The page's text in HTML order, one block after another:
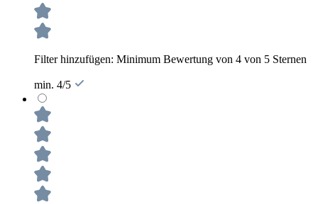
Filter hinzufügen: Minimum Bewertung von 4 von 5 Sternen
min. 4/5